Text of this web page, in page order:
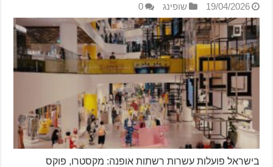
19/04/2026 שופינג 0
בישראל פועלות עשרות רשתות אופנה: מקסטרו, פוקס